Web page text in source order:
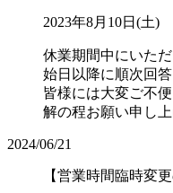
2023年8月10日(土
休業期間中にいた
始日以降に順次回
皆様には大変ご不
解の程お願い申し上
2024/06/21
【営業時間臨時変